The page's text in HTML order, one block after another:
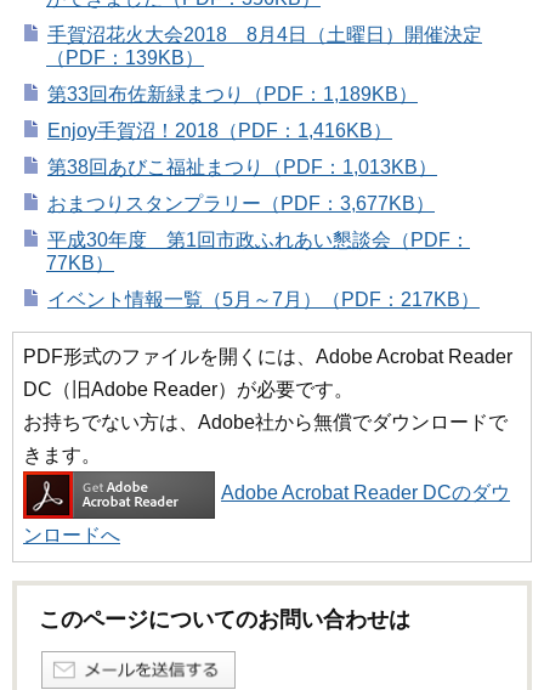
手賀沼花火大会2018 8月4日（土曜日）開催決定
（PDF：139KB）
第33回布佐新緑まつり（PDF：1,189KB）
Enjoy手賀沼！2018（PDF：1,416KB）
第38回あびこ福祉まつり（PDF：1,013KB）
おまつりスタンプラリー（PDF：3,677KB）
平成30年度 第1回市政ふれあい懇談会（PDF：
77KB）
イベント情報一覧（5月～7月）（PDF：217KB）
PDF形式のファイルを開くには、Adobe Acrobat Reader
DC（旧Adobe Reader）が必要です。
お持ちでない方は、Adobe社から無償でダウンロードで
きます。
Adobe Acrobat Reader DCのダウ
ンロードへ
このページについてのお問い合わせは